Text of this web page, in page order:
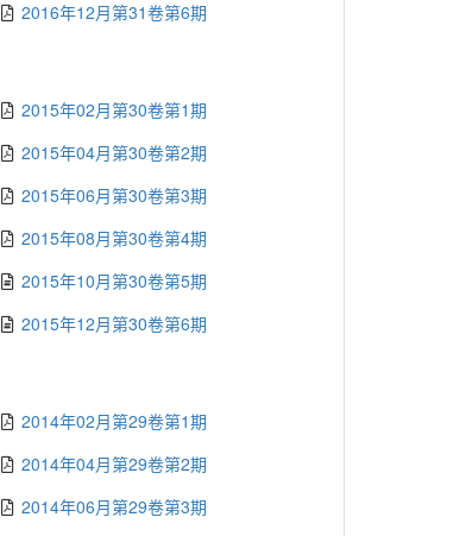
2016年12月第31卷第6期
2015年02月第30卷第1期
2015年04月第30卷第2期
2015年06月第30卷第3期
2015年08月第30卷第4期
2015年10月第30卷第5期
2015年12月第30卷第6期
2014年02月第29卷第1期
2014年04月第29卷第2期
2014年06月第29卷第3期